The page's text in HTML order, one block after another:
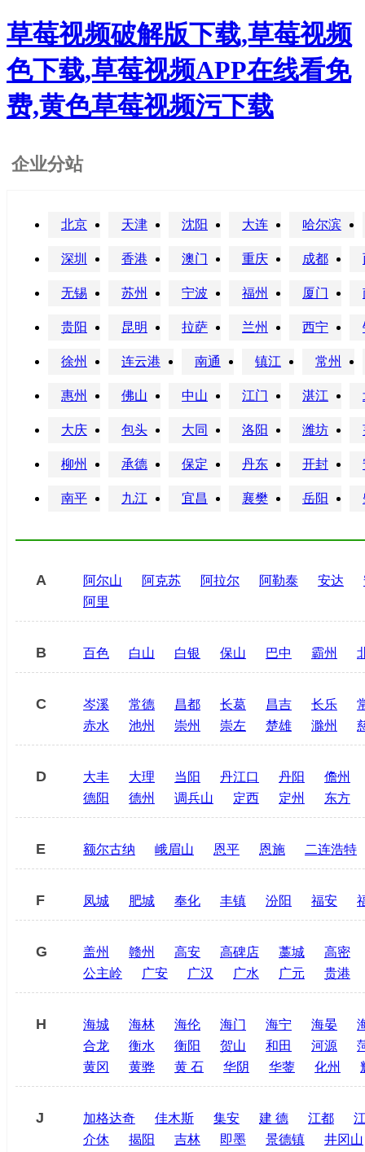
草莓视频破解版下载,草莓视频
色下载,草莓视频APP在线看免
费,黄色草莓视频污下载
企业分站
北京 天津 沈阳 大连 哈尔滨
深圳 香港 澳门 重庆 成都
无锡 苏州 宁波 福州 厦门
贵阳 昆明 拉萨 兰州 西宁
徐州 连云港 南通 镇江 常州
惠州 佛山 中山 江门 湛江
大庆 包头 大同 洛阳 潍坊
柳州 承德 保定 丹东 开封
南平 九江 宜昌 襄樊 岳阳
A 阿尔山 阿克苏 阿拉尔 阿勒泰 安达
阿里
B 百色 白山 白银 保山 巴中 霸州
C 岑溪 常德 昌都 长葛 昌吉 长乐
赤水
池州 崇州 崇左 楚雄 滁州
D 大丰 大理 当阳 丹江口 丹阳
儋州
德阳
德州 调兵山 定西 定州 东方
E 额尔古纳 峨眉山 恩平 恩施 二连浩特
F 凤城 肥城 奉化 丰镇 汾阳 福安
G 盖州 赣州 高安 高碑店 藁城
高密
公主岭
广安 广汉 广水 广元 贵港
H 海城 海林 海伦 海门 海宁 海晏
合龙
衡水 衡阳 贺山 和田 河源
黄冈
黄骅 黄 石 华阴 华蓥 化州
J 加格达奇 佳木斯 集安 建 德 江都
介休
揭阳 吉林 即墨 景德镇
井冈山